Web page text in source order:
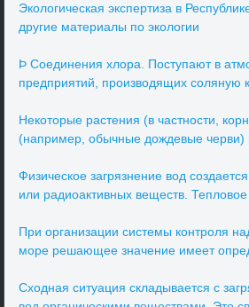
Экологическая экспертиза в
другие материалы по экологии
Þ Соединения хлора. Поступают в
предприятий, производящих соляную
Некоторые растения (в частности,
(например, обычные дождевые черви)
Физическое загрязнение вод
или радиоактивных веществ. Тепловое
При организации системы контроля
море решающее значение имеет
Сходная ситуация складывается с